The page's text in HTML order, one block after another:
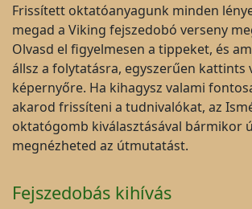
Frissített oktatóanyagunk minden
megad a Viking fejszedobó verseny
Olvasd el figyelmesen a tippeket, és
állsz a folytatásra, egyszerűen kattints
képernyőre. Ha kihagysz valami
akarod frissíteni a tudnivalókat, az
oktatógomb kiválasztásával bármikor
megnézheted az útmutatást.
Fejszedobás kihívás